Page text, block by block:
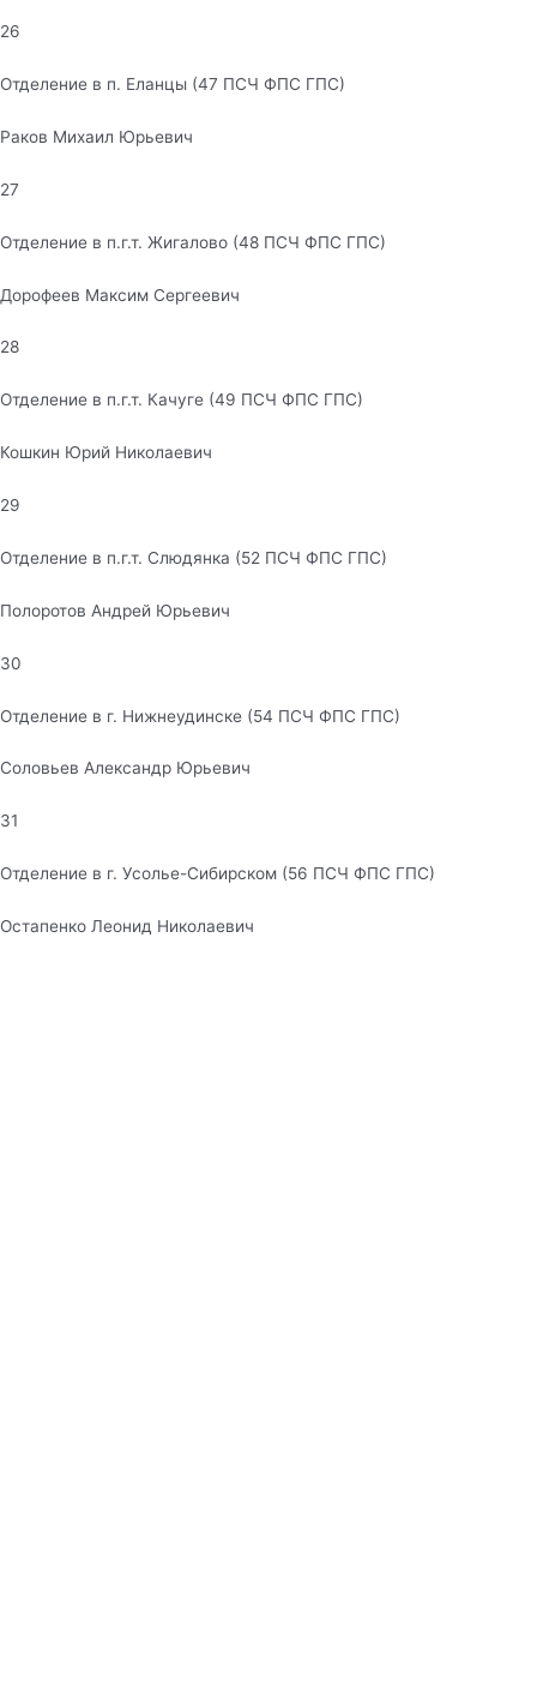
26
Отделение в п. Еланцы (47 ПСЧ ФПС ГПС)
Раков Михаил Юрьевич
27
Отделение в п.г.т. Жигалово (48 ПСЧ ФПС ГПС)
Дорофеев Максим Сергеевич
28
Отделение в п.г.т. Качуге (49 ПСЧ ФПС ГПС)
Кошкин Юрий Николаевич
29
Отделение в п.г.т. Слюдянка (52 ПСЧ ФПС ГПС)
Полоротов Андрей Юрьевич
30
Отделение в г. Нижнеудинске (54 ПСЧ ФПС ГПС)
Соловьев Александр Юрьевич
31
Отделение в г. Усолье-Сибирском (56 ПСЧ ФПС ГПС)
Остапенко Леонид Николаевич